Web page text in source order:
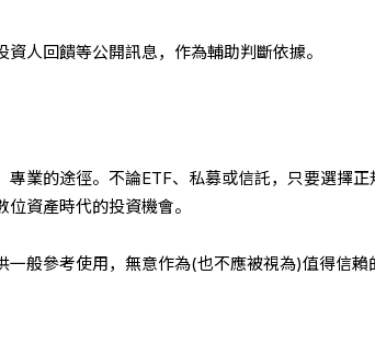
人回饋等公開訊息，作為輔助判斷依據。
業的途徑。不論ETF、私募或信託，只要選擇正
資產時代的投資機會。
一般參考使用，無意作為(也不應被視為)值得信賴